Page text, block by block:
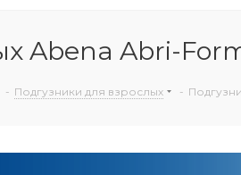
Abena Abri-
- Подгузники для взрослых -